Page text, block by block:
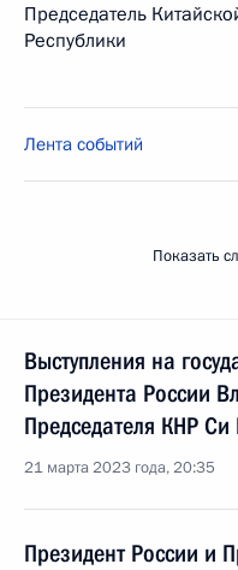
Председатель
Республики
Лента событий
Показать
Выступления на
Президента России
Председателя КНР
21 марта 2023 года, 20:35
Президент России и